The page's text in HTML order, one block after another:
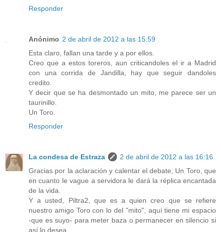
Responder
Anónimo 2 de abril de 2012 a las 15:59
Esta claro, fallan una tarde y a por ellos.
Creo que a estos toreros, aun criticandoles el ir a Madrid
con una corrida de Jandilla, hay que seguir dandoles
credito.
Y decir que se ha desmontado un mito, me parece ser un
taurinillo.
Un Toro.
Responder
La condesa de Estraza
2 de abril de 2012 a las 16:16
Gracias por la aclaración y calentar el debate, Un Toro, que
en cuanto le vague a servidora le dará la réplica encantada
de la vida.
Y a usted, Piltra2, que es a quien creo que se refiere
nuestro amigo Toro con lo del "mito", aquí tiene mi espacio
-que es suyo- para meter baza o permanecer en silencio si
así lo desea.